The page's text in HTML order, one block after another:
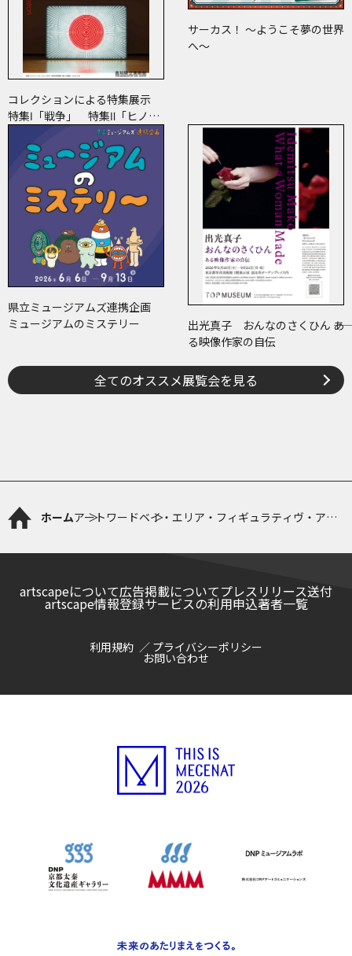
コレクションによる特集展示
特集Ⅰ「戦争」 特集Ⅱ「ヒノマ
ル・イルミネーション」
サーカス！ ～ようこそ夢の世界
へ～
県立ミュージアムズ連携企画
ミュージアムのミステリー
出光真子 おんなのさくひん ――あ
る映像作家の自伝
全てのオススメ展覧会を見る
ホームアートワードベイ・エリア・フィギュラティヴ・アー
artscapeについて広告掲載についてプレスリリース送付
artscape情報登録サービスの利用申込著者一覧
利用規約 プライバシーポリシー
お問い合わせ